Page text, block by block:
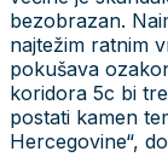
bezobrazan.
najtežim ratnim
pokušava
koridora 5c bi
postati kamen
Hercegovine“,